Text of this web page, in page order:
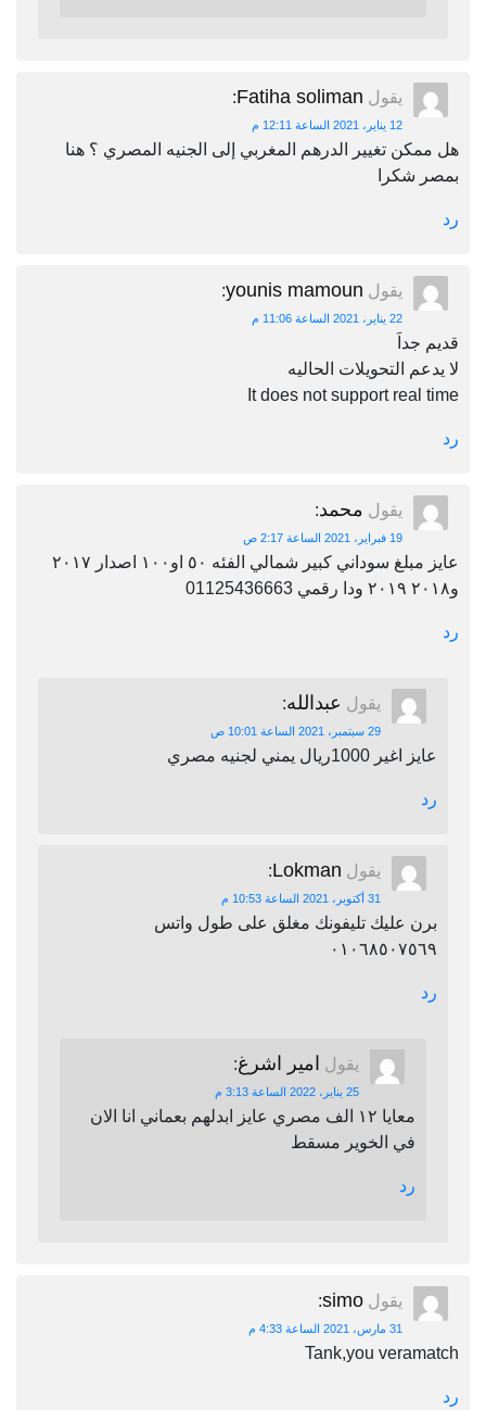
يقول Fatiha soliman
:
12 يناير، 2021 الساعة 12:11 م
هل ممكن تغيير الدرهم المغربي إلى الجنيه المصري ؟ هنا
بمصر شكرا
رد
يقول younis mamoun
:
22 يناير، 2021 الساعة 11:06 م
قديم جداَ
لا يدعم التحويلات الحاليه
It does not support real time
رد
يقول محمد:
19 فبراير، 2021 الساعة 2:17 ص
عايز مبلغ سوداني كبير شمالي الفئه ٥٠ او١٠٠ اصدار ٢٠١٧
و٢٠١٨ ٢٠١٩ ودا رقمي 01125436663
رد
يقول عبدالله:
29 سبتمبر، 2021 الساعة 10:01 ص
عايز اغير 1000ريال يمني لجنيه مصري
رد
يقول Lokman
:
31 أكتوبر، 2021 الساعة 10:53 م
برن عليك تليفونك مغلق على طول واتس
٠١٠٦٨٥٠٧٥٦٩
رد
يقول امير اشرغ:
25 يناير، 2022 الساعة 3:13 م
معايا ١٢ الف مصري عايز ابدلهم بعماني انا الان
في الخوير مسقط
رد
يقول simo
:
31 مارس، 2021 الساعة 4:33 م
Tank,you veramatch
رد